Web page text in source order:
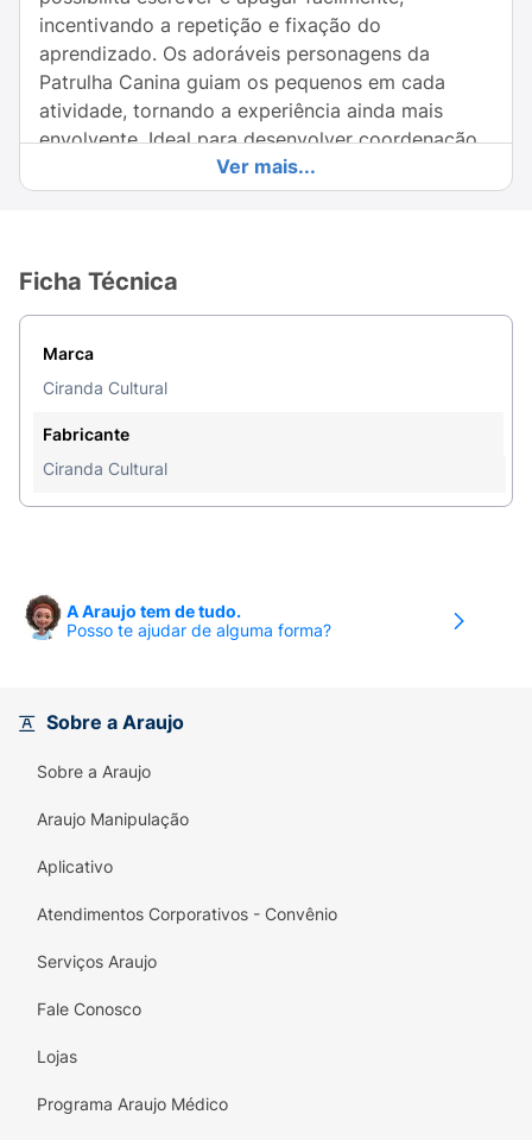
incentivando a repetição e fixação do
aprendizado. Os adoráveis personagens da
Patrulha Canina guiam os pequenos em cada
atividade, tornando a experiência ainda mais
envolvente. Ideal para desenvolver coordenação
motora e habilidades cognitivas, esse livro é
perfeito para crianças que amam aprender
campeão do conhecimento!
Ver mais...
Ficha Técnica
Marca
Ciranda Cultural
Fabricante
Ciranda Cultural
A Araujo tem de tudo.
Posso te ajudar de alguma forma?
Sobre a Araujo
Sobre a Araujo
Araujo Manipulação
Aplicativo
Atendimentos Corporativos - Convênio
Serviços Araujo
Fale Conosco
Lojas
Programa Araujo Médico